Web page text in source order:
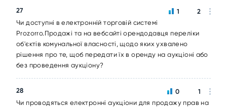
27
Чи доступні в електронній торговій системі
Prozorro.Продажі та на вебсайті орендодавця переліки
об'єктів комунальної власності, щодо яких ухвалено
рішення про те, щоб передати їх в оренду на аукціоні або
без проведення аукціону?
1 2
28
Чи проводяться електронні аукціони для продажу прав на
0 1